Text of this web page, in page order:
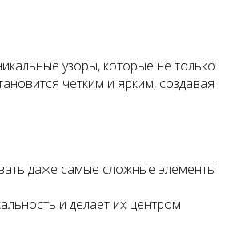
узоры, которые не только
четким и ярким, создавая
даже самые сложные элементы
и делает их центром